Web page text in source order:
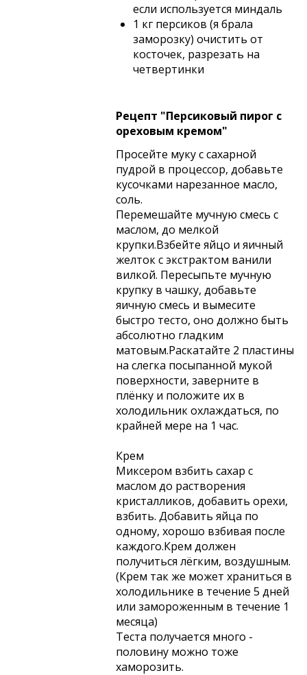
если используется миндаль
1 кг персиков (я брала
заморозку) очистить от
косточек, разрезать на
четвертинки
Рецепт "Персиковый пирог с
ореховым кремом"
Просейте муку с сахарной
пудрой в процессор, добавьте
кусочками нарезанное масло,
соль.
Перемешайте мучную смесь с
маслом, до мелкой
крупки.Взбейте яйцо и яичный
желток с экстрактом ванили
вилкой. Пересыпьте мучную
крупку в чашку, добавьте
яичную смесь и вымесите
быстро тесто, оно должно быть
абсолютно гладким
матовым.Раскатайте 2 пластины
на слегка посыпанной мукой
поверхности, заверните в
плёнку и положите их в
холодильник охлаждаться, по
крайней мере на 1 час.
Крем
Миксером взбить сахар с
маслом до растворения
кристалликов, добавить орехи,
взбить. Добавить яйца по
одному, хорошо взбивая после
каждого.Крем должен
получиться лёгким, воздушным.
(Крем так же может храниться в
холодильнике в течение 5 дней
или замороженным в течение 1
месяца)
Теста получается много -
половину можно тоже
хаморозить.